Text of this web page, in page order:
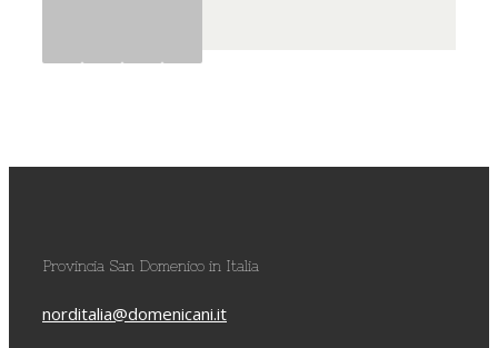
Provincia San Domenico in Italia
norditalia@domenicani.it